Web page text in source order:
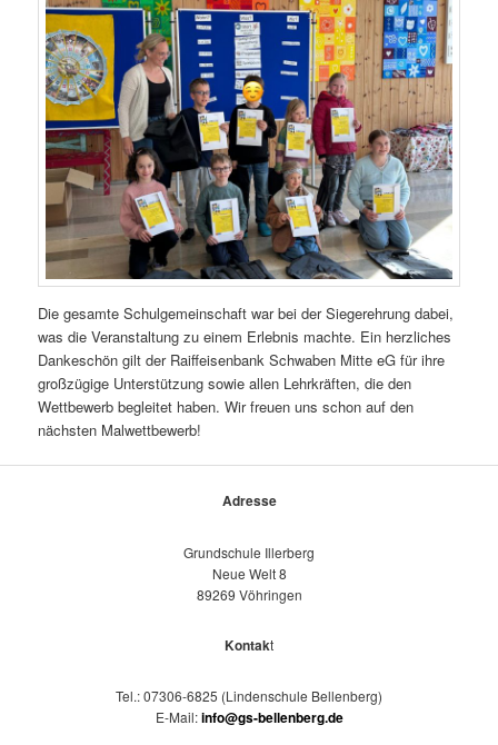
Die gesamte Schulgemeinschaft war bei der Siegerehrung dabei,
was die Veranstaltung zu einem Erlebnis machte. Ein herzliches
Dankeschön gilt der Raiffeisenbank Schwaben Mitte eG für ihre
großzügige Unterstützung sowie allen Lehrkräften, die den
Wettbewerb begleitet haben. Wir freuen uns schon auf den
nächsten Malwettbewerb!
Adresse
Grundschule Illerberg
Neue Welt 8
89269 Vöhringen
Kontakt
Tel.: 07306-6825 (Lindenschule Bellenberg)
E-Mail:info@gs-bellenberg.de